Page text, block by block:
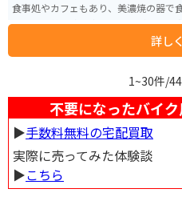
食事処やカフェもあり、美濃焼の器で
周辺には美濃焼の窯元や工房が数多く
ので安心です。周辺の道路は走りやす
岐市は美濃焼の他にも、栗や柿などの
れていることが多いので、お土産にい
道は、美濃焼の魅力を満喫できるスポ
詳し
1~30件/
不要になったバイ
▶︎手数料無料の宅配買取
実際に売ってみた体験談
▶︎こちら